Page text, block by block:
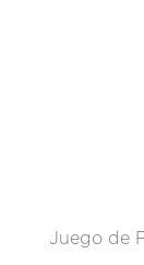
Juego de